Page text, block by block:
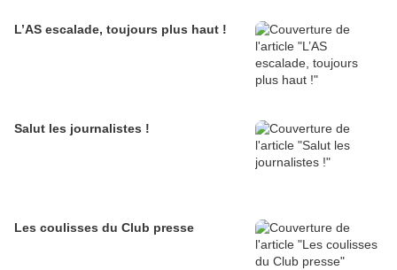
L’AS escalade, toujours plus haut !
Salut les journalistes !
Les coulisses du Club presse